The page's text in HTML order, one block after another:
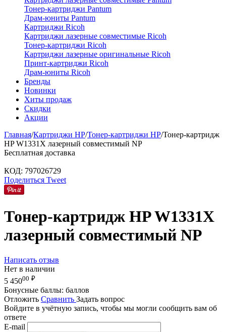
Тонер-картриджи Pantum
Драм-юниты Pantum
Картриджи Ricoh
Картриджи лазерные совместимые Ricoh
Тонер-картриджи Ricoh
Картриджи лазерные оригинальные Ricoh
Принт-картриджи Ricoh
Драм-юниты Ricoh
Бренды
Новинки
Хиты продаж
Скидки
Акции
Главная/Картриджи HP/Тонер-картриджи HP/Тонер-картридж
HP W1331X лазерный совместимый NP
Бесплатная доставка
КОД: 797026729
Поделиться Tweet
Тонер-картридж HP W1331X
лазерный совместимый NP
Написать отзыв
Нет в наличии
5 45000 ₽
Бонусные баллы: баллов
Отложить Сравнить Задать вопрос
Войдите в учётную запись, чтобы мы могли сообщить вам об
ответе
E-mail